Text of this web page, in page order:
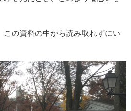
この資料の中から読み取れずにい